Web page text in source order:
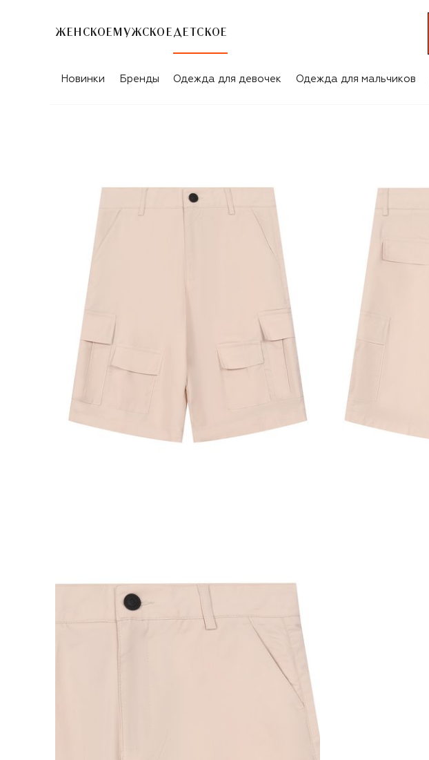
ЖЕНСКОЕ МУЖСКОЕ ДЕТСКОЕ
Новинки Бренды Одежда для девочек Одежда для мальчиков